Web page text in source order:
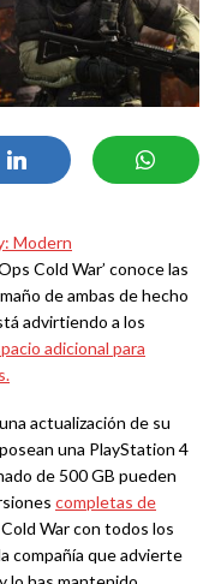
Modern
Cold War’ conoce las
de ambas de hecho
advirtiendo a los
adicional para
actualización de su
una PlayStation 4
de 500 GB pueden
completas de
War con todos los
compañía que advierte